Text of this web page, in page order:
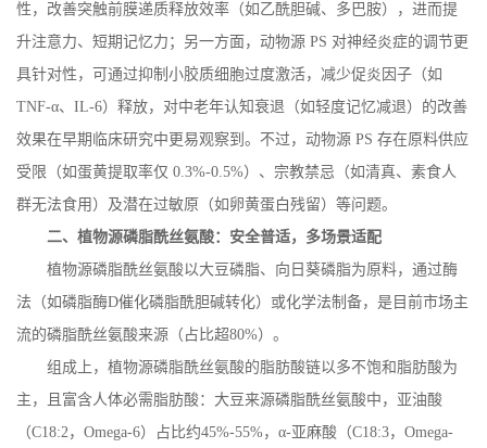
性，改善突触前膜递质释放效率（如乙酰胆碱、多巴胺），进而提
升注意力、短期记忆力；另一方面，动物源 PS 对神经炎症的调节更
具针对性，可通过抑制小胶质细胞过度激活，减少促炎因子（如
TNF-α、 IL-6）释放，对中老年认知衰退（如轻度记忆减退）的改善
效果在早期临床研究中更易观察到。不过，动物源 PS 存在原料供应
受限（如蛋黄提取率仅 0.3%-0.5%）、宗教禁忌（如清真、素食人
群无法食用）及潜在过敏原（如卵黄蛋白残留）等问题。
二、植物源磷脂酰丝氨酸：安全普适，多场景适配
植物源磷脂酰丝氨酸以大豆磷脂、向日葵磷脂为原料，通过酶
法（如磷脂酶D催化磷脂酰胆碱转化）或化学法制备，是目前市场主
流的磷脂酰丝氨酸来源（占比超80%）。
组成上，植物源磷脂酰丝氨酸的脂肪酸链以多不饱和脂肪酸为
主，且富含人体必需脂肪酸：大豆来源磷脂酰丝氨酸中，亚油酸
（C18:2， Omega-6）占比约45%-55%，α-亚麻酸（C18:3， Omega-